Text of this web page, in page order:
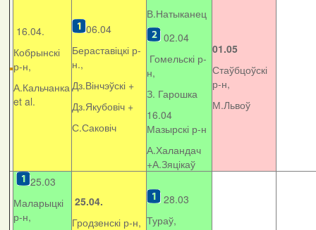
16.04.
Кобрынскі
р-н,
А.Кальчанка
et al.
06.04
Бераставіцкі р-
н.,
Дз.Вінчэўскі +
Дз.Якубовіч +
С.Саковіч
В.Натыканец
02.04
Гомельскі р-
н,
З. Гарошка
16.04
Мазырскі р-н
А.Халандач
+А.Зяцікаў
01.05
Стаўбцоўскі
р-н,
М.Львоў
25.03
Маларыцкі
р-н,
25.04.
Гродзенскі р-н,
28.03
Тураў,